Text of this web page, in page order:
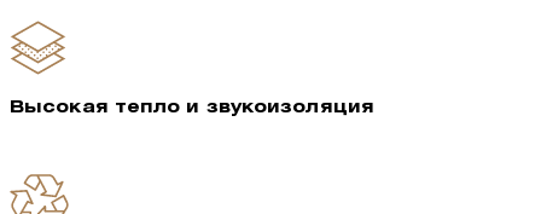
Высокая тепло и звукоизоляция